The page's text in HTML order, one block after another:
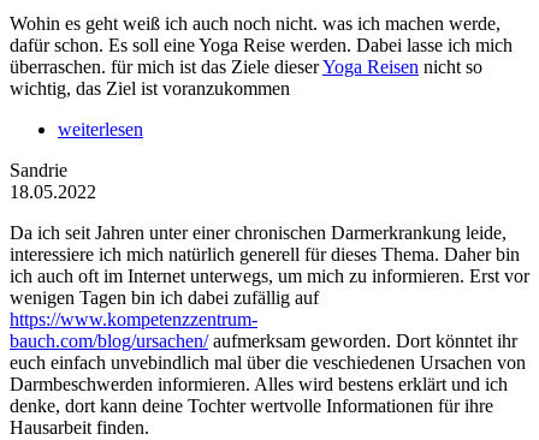
Wohin es geht weiß ich auch noch nicht. was ich machen werde,
dafür schon. Es soll eine Yoga Reise werden. Dabei lasse ich mich
überraschen. für mich ist das Ziele dieserYoga Reisen nicht so
wichtig, das Ziel ist voranzukommen
weiterlesen
Sandrie
18.05.2022
Da ich seit Jahren unter einer chronischen Darmerkrankung leide,
interessiere ich mich natürlich generell für dieses Thema. Daher bin
ich auch oft im Internet unterwegs, um mich zu informieren. Erst vor
wenigen Tagen bin ich dabei zufällig auf
https://www.kompetenzzentrum-
bauch.com/blog/ursachen/aufmerksam geworden. Dort könntet ihr
euch einfach unvebindlich mal über die veschiedenen Ursachen von
Darmbeschwerden informieren. Alles wird bestens erklärt und ich
denke, dort kann deine Tochter wertvolle Informationen für ihre
Hausarbeit finden.